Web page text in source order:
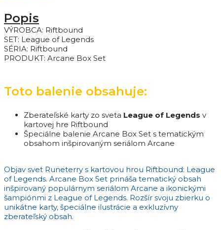
Popis
VÝROBCA: Riftbound
SET: League of Legends
SÉRIA: Riftbound
PRODUKT: Arcane Box Set
Toto balenie obsahuje:
Zberateľské karty zo sveta League of Legends v
kartovej hre Riftbound
Špeciálne balenie Arcane Box Set s tematickým
obsahom inšpirovaným seriálom Arcane
Objav svet Runeterry s kartovou hrou Riftbound: League
of Legends. Arcane Box Set prináša tematický obsah
inšpirovaný populárnym seriálom Arcane a ikonickými
šampiónmi z League of Legends. Rozšír svoju zbierku o
unikátne karty, špeciálne ilustrácie a exkluzívny
zberateľský obsah.